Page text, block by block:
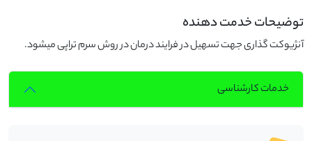
توضیحات خدمت دهنده
آنژیوکت گذاری جهت تسهیل در فرایند درمان در روش سرم تراپی میشود.
خدمات کارشناسی